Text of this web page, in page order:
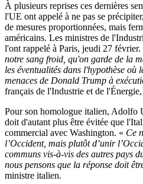
À plusieurs reprises ces dernières
l'UE ont appelé à ne pas se
de mesures proportionnées, mais
américains. Les ministres de
l'ont rappelé à Paris, jeudi 27 février.
notre sang froid, qu'on garde de la
les éventualités dans l'hypothèse où
menaces de Donald Trump à
français de l'Industrie et de
Pour son homologue italien, Adolfo
doit d'autant plus être évitée que
commercial avec Washington. « Ce
l’Occident, mais plutôt d’unir
communs vis-à-vis des autres pays
nous pensons que la réponse doit
ministre italien.